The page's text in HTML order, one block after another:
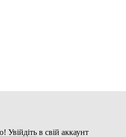
Увійдіть в свій аккаунт